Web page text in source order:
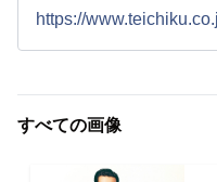
https://
すべての画像